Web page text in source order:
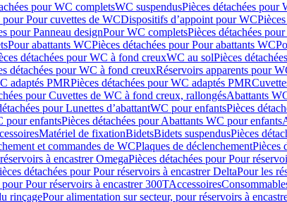
pour WC completsWC suspendusPièces détachées pour
pour Pour cuvettes de WCDispositifs d’appoint pour WC
pour Panneau designPour WC completsPièces détachées
Pour abattants WCPièces détachées pour Pour abattants WC
détachées pour WC à fond creuxWC au solPièces
détachées pour WC à fond creuxRéservoirs apparents pour
adaptés PMRPièces détachées pour WC adaptés PMR
pour Cuvettes de WC à fond creux, rallongésAbattants
pour Lunettes d’abattantWC pour enfantsPièces
pour enfantsPièces détachées pour Abattants WC pour enfants
Matériel de fixationBidetsBidets suspendusPièces
et commandes de WCPlaques de déclenchementPièces
à encastrer OmegaPièces détachées pour Pour
détachées pour Pour réservoirs à encastrer DeltaPour les
pour Pour réservoirs à encastrer 300TAccessoires
rinçagePour alimentation sur secteur, pour réservoirs à